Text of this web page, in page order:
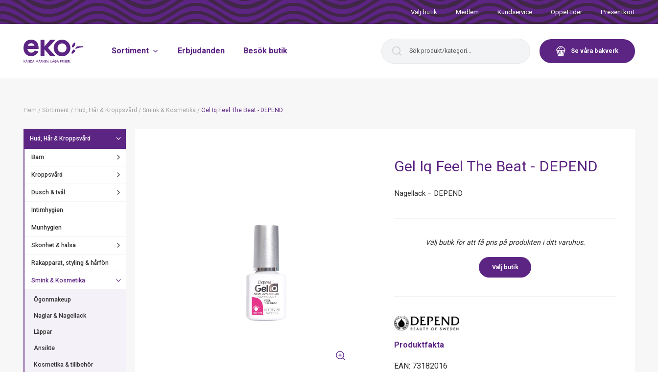
Välj butik Medlem Kundservice Öppettider Presentkort
Sortiment Erbjudanden Besök butik Se våra bakverk
Hem / Sortiment / Hud, Hår & Kroppsvård / Smink & Kosmetika / Gel Iq Feel The Beat - DEPEND
Hud, Hår & Kroppsvård
Barn
Kroppsvård
Dusch & tvål
Intimhygien
Munhygien
Skönhet & hälsa
Rakapparat, styling & hårfön
Smink & Kosmetika
Ögonmakeup
Naglar & Nagellack
Läppar
Ansikte
Kosmetika & tillbehör
Gel Iq Feel The Beat - DEPEND
Nagellack – DEPEND
Välj butik för att få pris på produkten i ditt varuhus.
Välj butik
Produktfakta
EAN: 73182016